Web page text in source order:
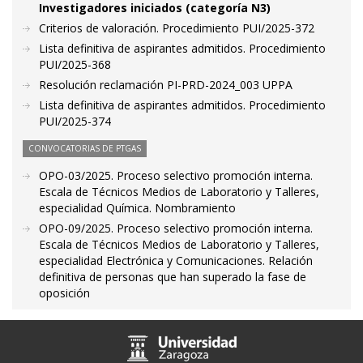
Investigadores iniciados (categoría N3)
Criterios de valoración. Procedimiento PUI/2025-372
Lista definitiva de aspirantes admitidos. Procedimiento
PUI/2025-368
Resolución reclamación PI-PRD-2024_003 UPPA
Lista definitiva de aspirantes admitidos. Procedimiento
PUI/2025-374
CONVOCATORIAS DE PTGAS
OPO-03/2025. Proceso selectivo promoción interna.
Escala de Técnicos Medios de Laboratorio y Talleres,
especialidad Química. Nombramiento
OPO-09/2025. Proceso selectivo promoción interna.
Escala de Técnicos Medios de Laboratorio y Talleres,
especialidad Electrónica y Comunicaciones. Relación
definitiva de personas que han superado la fase de
oposición